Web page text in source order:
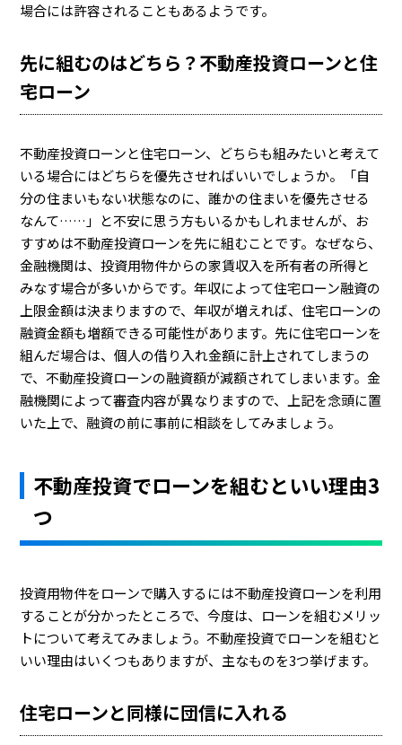
場合には許容されることもあるようです。
先に組むのはどちら？不動産投資ローンと住
宅ローン
不動産投資ローンと住宅ローン、どちらも組みたいと考えて
いる場合にはどちらを優先させればいいでしょうか。「自
分の住まいもない状態なのに、誰かの住まいを優先させる
なんて……」と不安に思う方もいるかもしれませんが、お
すすめは不動産投資ローンを先に組むことです。なぜなら、
金融機関は、投資用物件からの家賃収入を所有者の所得と
みなす場合が多いからです。年収によって住宅ローン融資の
上限金額は決まりますので、年収が増えれば、住宅ローンの
融資金額も増額できる可能性があります。先に住宅ローンを
組んだ場合は、個人の借り入れ金額に計上されてしまうの
で、不動産投資ローンの融資額が減額されてしまいます。金
融機関によって審査内容が異なりますので、上記を念頭に置
いた上で、融資の前に事前に相談をしてみましょう。
不動産投資でローンを組むといい理由3
つ
投資用物件をローンで購入するには不動産投資ローンを利用
することが分かったところで、今度は、ローンを組むメリッ
トについて考えてみましょう。不動産投資でローンを組むと
いい理由はいくつもありますが、主なものを3つ挙げます。
住宅ローンと同様に団信に入れる